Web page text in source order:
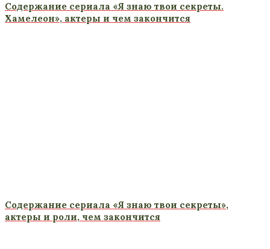
Содержание сериала «Я знаю твои секреты.
Хамелеон», актеры и чем закончится
Содержание сериала «Я знаю твои секреты»,
актеры и роли, чем закончится